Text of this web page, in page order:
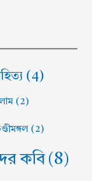
(4)
(2)
(2)
কবি (8)